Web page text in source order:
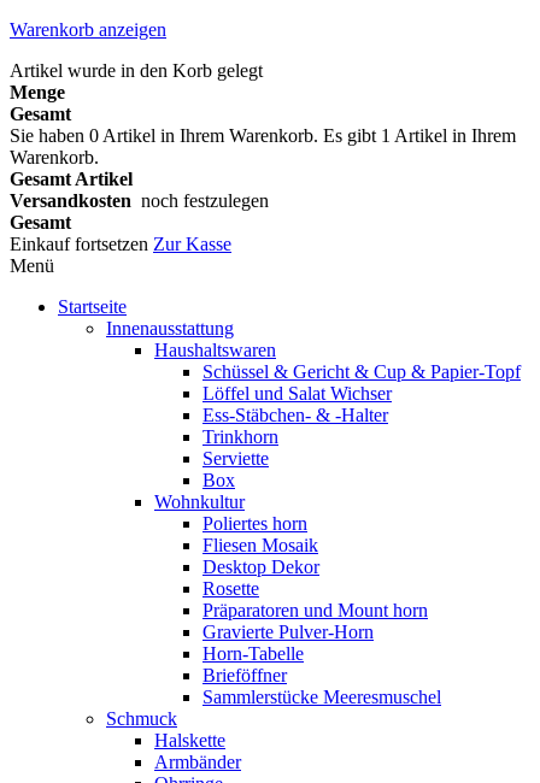
Warenkorb anzeigen
Artikel wurde in den Korb gelegt
Menge
Gesamt
Sie haben 0 Artikel in Ihrem Warenkorb. Es gibt 1 Artikel in Ihrem
Warenkorb.
Gesamt Artikel
Versandkosten noch festzulegen
Gesamt
Einkauf fortsetzen Zur Kasse
Menü
Startseite
Innenausstattung
Haushaltswaren
Schüssel & Gericht & Cup & Papier-Topf
Löffel und Salat Wichser
Ess-Stäbchen- & -Halter
Trinkhorn
Serviette
Box
Wohnkultur
Poliertes horn
Fliesen Mosaik
Desktop Dekor
Rosette
Präparatoren und Mount horn
Gravierte Pulver-Horn
Horn-Tabelle
Brieföffner
Sammlerstücke Meeresmuschel
Schmuck
Halskette
Armbänder